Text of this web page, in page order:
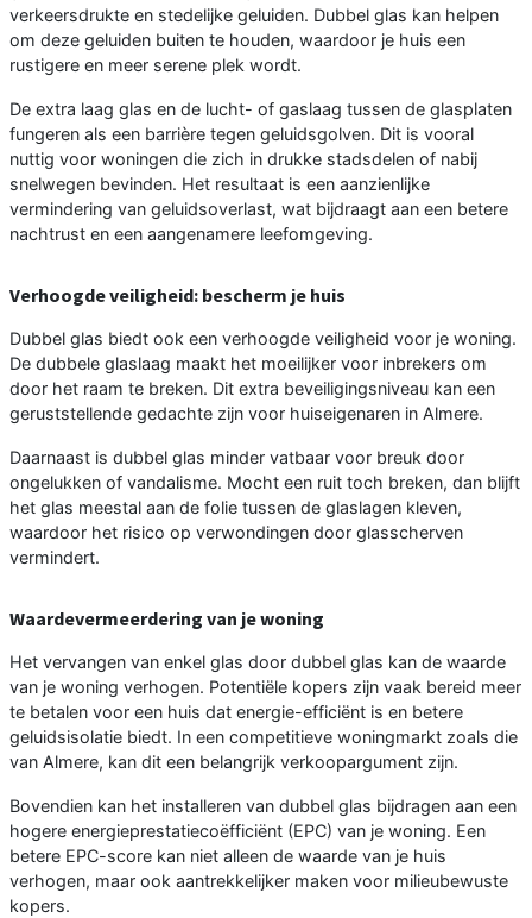
verkeersdrukte en stedelijke geluiden. Dubbel glas kan helpen
om deze geluiden buiten te houden, waardoor je huis een
rustigere en meer serene plek wordt.
De extra laag glas en de lucht- of gaslaag tussen de glasplaten
fungeren als een barrière tegen geluidsgolven. Dit is vooral
nuttig voor woningen die zich in drukke stadsdelen of nabij
snelwegen bevinden. Het resultaat is een aanzienlijke
vermindering van geluidsoverlast, wat bijdraagt aan een betere
nachtrust en een aangenamere leefomgeving.
Verhoogde veiligheid: bescherm je huis
Dubbel glas biedt ook een verhoogde veiligheid voor je woning.
De dubbele glaslaag maakt het moeilijker voor inbrekers om
door het raam te breken. Dit extra beveiligingsniveau kan een
geruststellende gedachte zijn voor huiseigenaren in Almere.
Daarnaast is dubbel glas minder vatbaar voor breuk door
ongelukken of vandalisme. Mocht een ruit toch breken, dan blijft
het glas meestal aan de folie tussen de glaslagen kleven,
waardoor het risico op verwondingen door glasscherven
vermindert.
Waardevermeerdering van je woning
Het vervangen van enkel glas door dubbel glas kan de waarde
van je woning verhogen. Potentiële kopers zijn vaak bereid meer
te betalen voor een huis dat energie-efficiënt is en betere
geluidsisolatie biedt. In een competitieve woningmarkt zoals die
van Almere, kan dit een belangrijk verkoopargument zijn.
Bovendien kan het installeren van dubbel glas bijdragen aan een
hogere energieprestatiecoëfficiënt (EPC) van je woning. Een
betere EPC-score kan niet alleen de waarde van je huis
verhogen, maar ook aantrekkelijker maken voor milieubewuste
kopers.